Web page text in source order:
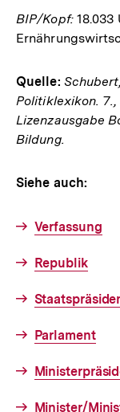
BIP/Kopf:18.033
Quelle:
Politiklexikon. 7.,
Lizenzausgabe
Bildung.
Siehe auch:
Verfassung
Republik
Parlament
Minister/